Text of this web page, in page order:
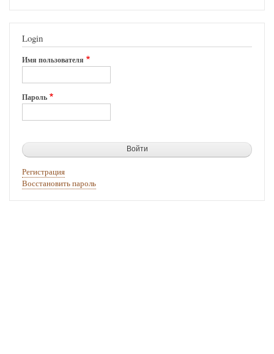
Login
Имя пользователя
Пароль
Регистрация
Восстановить пароль